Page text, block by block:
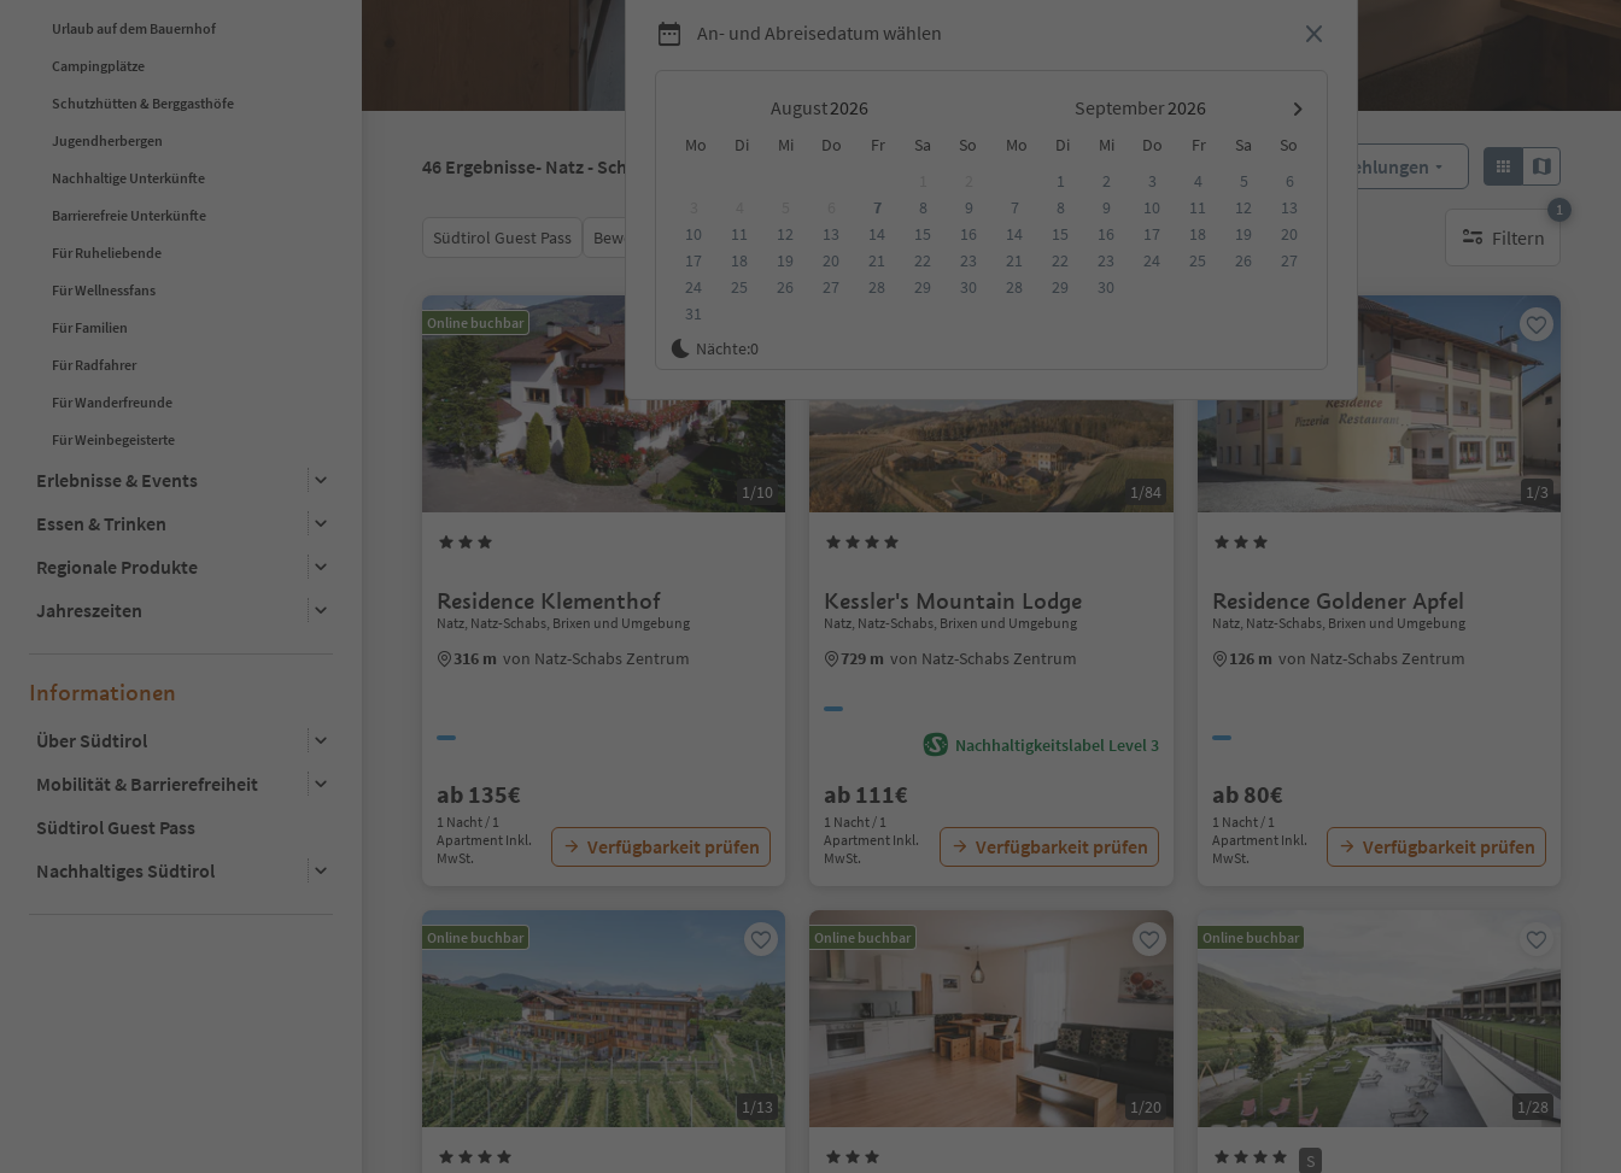
Urlaub auf dem Bauernhof
Campingplätze
Schutzhütten & Berggasthöfe
Jugendherbergen
Nachhaltige Unterkünfte
Barrierefreie Unterkünfte
Für Ruheliebende
Für Wellnessfans
Für Familien
Für Radfahrer
Für Wanderfreunde
Für Weinbegeisterte
Erlebnisse & Events
Essen & Trinken
Regionale Produkte
Jahreszeiten
Informationen
Über Südtirol
Mobilität & Barrierefreiheit
Südtirol Guest Pass
Nachhaltiges Südtirol
An- und Abreisedatum wählen
August September
Mo Di Mi Do Fr Sa So Mo Di Mi Do Fr Sa
So
7 8
9
10
11 12 13 14 15
16
17
18 19 20 21 22
23
24
25 26 27 28 29
30
31
1 2 3 4 5
6
7
8 9 10 11 12
13
14
15 16 17 18 19
20
21
22 23 24 25 26
27
28
29 30
Nächte:0
46 Ergebnisse- Natz - Schabs Empfehlungen
Südtirol Guest Pass Bewertungen Kategorie Verpflegungsart Nachhaltige Unterkunft Filtern
1
1 aktiver Filter
Online buchbar
1/10
Residence Klementhof
Natz, Natz-Schabs, Brixen und Umgebung
316 m von Natz-Schabs Zentrum
ab 135€
1 Nacht / 1
Apartment Inkl.
MwSt.
Verfügbarkeit prüfen
1/84
Kessler's Mountain Lodge
Natz, Natz-Schabs, Brixen und Umgebung
729 m von Natz-Schabs Zentrum
Nachhaltigkeitslabel Level 3
ab 111€
1 Nacht / 1
Apartment Inkl.
MwSt.
Verfügbarkeit prüfen
1/3
Residence Goldener Apfel
Natz, Natz-Schabs, Brixen und Umgebung
126 m von Natz-Schabs Zentrum
ab 80€
1 Nacht / 1
Apartment Inkl.
MwSt.
Verfügbarkeit prüfen
Online buchbar
1/13
Online buchbar
1/20
Online buchbar
1/28
S